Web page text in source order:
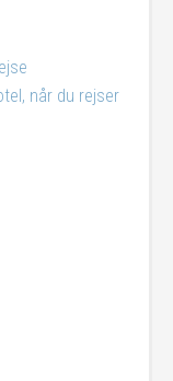
når du rejser